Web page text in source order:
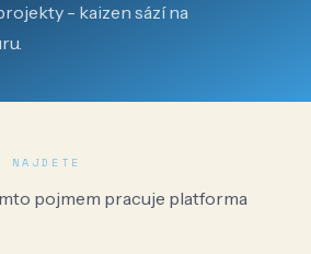
- kaizen sází na
pojmem pracuje platforma